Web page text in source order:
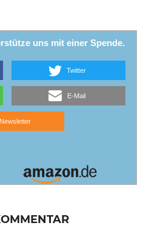
uns mit einer Spende.
Twitter
E-Mail
Newsletter